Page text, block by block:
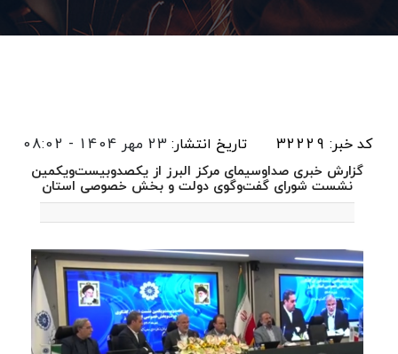
کد خبر: 32229 تاریخ انتشار: 23 مهر 1404 - 08:02
گزارش خبری صداوسیمای مرکز البرز از یکصدوبیست‌ویکمین
نشست شورای گفت‌وگوی دولت و بخش خصوصی استان